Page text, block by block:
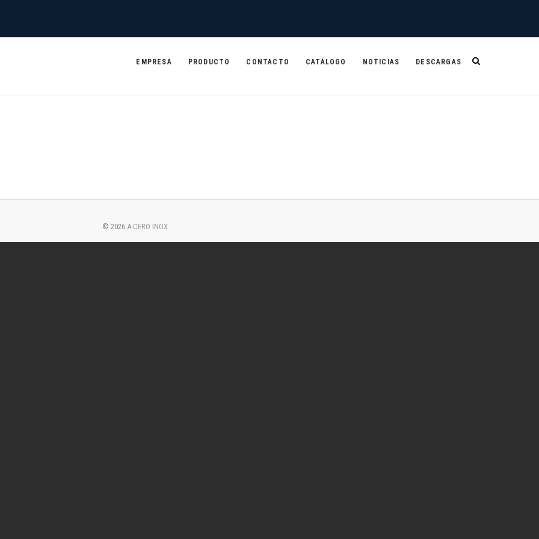
EMPRESA PRODUCTO CONTACTO CATÁLOGO NOTICIAS DESCARGAS
© 2026 A-CERO INOX